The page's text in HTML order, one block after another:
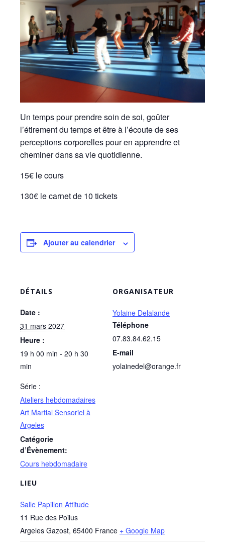
Un temps pour prendre soin de soi, goûter
l’étirement du temps et être à l’écoute de ses
perceptions corporelles pour en apprendre et
cheminer dans sa vie quotidienne.
15€ le cours
130€ le carnet de 10 tickets
Ajouter au calendrier
DÉTAILS
Date :
31 mars 2027
Heure :
19 h 00 min - 20 h 30
min
Série :
Ateliers hebdomadaires
Art Martial Sensoriel à
Argeles
Catégorie
d’Évènement:
Cours hebdomadaire
LIEU
Salle Papillon Attitude
11 Rue des Poilus
Argeles Gazost, 65400 France + Google Map
ORGANISATEUR
Yolaine Delalande
Téléphone
07.83.84.62.15
E-mail
yolainedel@orange.fr